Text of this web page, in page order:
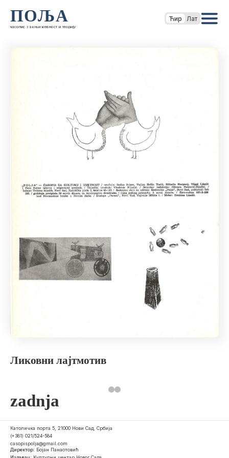
ПОЉА
часопис за књижевност и теорију
Ћир Лат
Ликовни лајтмотив
zadnja
Католичка порта 5, 21000 Нови Сад, Србија
(+381) 021/524-584
casopispolja@gmail.com
Директор: Бојан Панаотовић